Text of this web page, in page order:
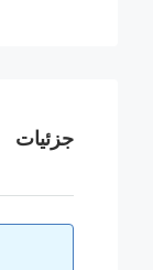
جزئیات